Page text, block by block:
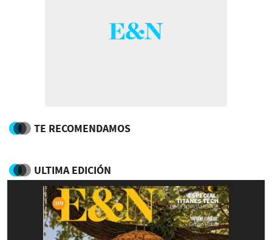
TE RECOMENDAMOS
ULTIMA EDICIÓN